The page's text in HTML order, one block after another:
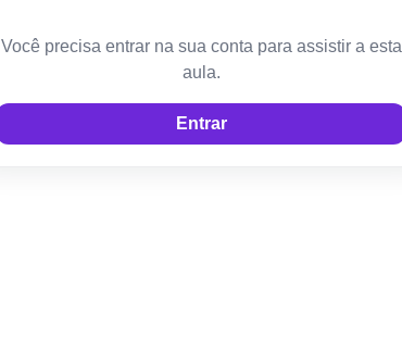
Você precisa entrar na sua conta para assistir a esta
aula.
Entrar